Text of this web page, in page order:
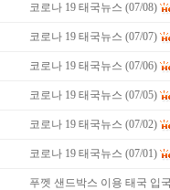
코로나 19 태국뉴스 (07/08)
코로나 19 태국뉴스 (07/07)
코로나 19 태국뉴스 (07/06)
코로나 19 태국뉴스 (07/05)
코로나 19 태국뉴스 (07/02)
코로나 19 태국뉴스 (07/01)
푸껫 샌드박스 이용 태국 입